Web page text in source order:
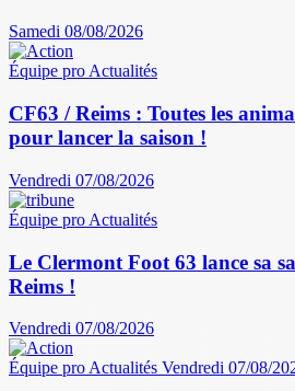
Samedi 08/08/2026
Équipe pro Actualités
CF63 / Reims : Toutes les
pour lancer la saison !
Vendredi 07/08/2026
Équipe pro Actualités
Le Clermont Foot 63 lance sa
Reims !
Vendredi 07/08/2026
Équipe pro Actualités Vendredi 07/08/